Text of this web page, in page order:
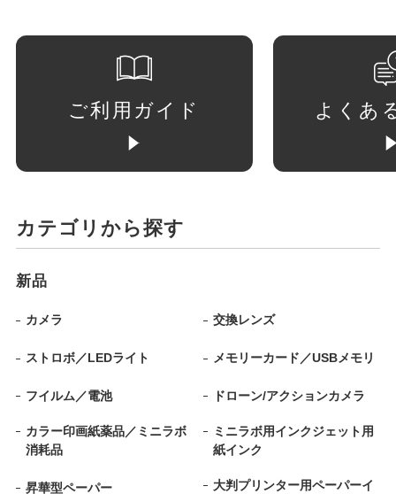
ご利用ガイド よくあ
カテゴリから探す
新品
カメラ 交換レンズ
ストロボ／LEDライト メモリーカード／USBメモリ
フイルム／電池 ドローン/アクションカメラ
カラー印画紙薬品／ミニラボ
消耗品
ミニラボ用インクジェット用
紙インク
昇華型ペーパー 大判プリンター用ペーパーイ